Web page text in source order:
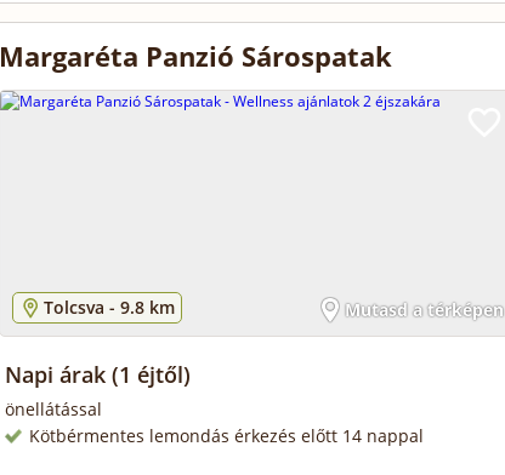
Margaréta Panzió Sárospatak
Mutasd a térképen
Tolcsva - 9.8 km
Napi árak (1 éjtől)
önellátással
Kötbérmentes lemondás érkezés előtt 14 nappal